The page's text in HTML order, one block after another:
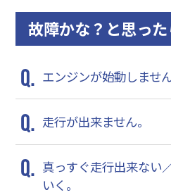
故障かな？と思った
エンジンが始動しません
走行が出来ません。
真っすぐ走行出来ない
いく。